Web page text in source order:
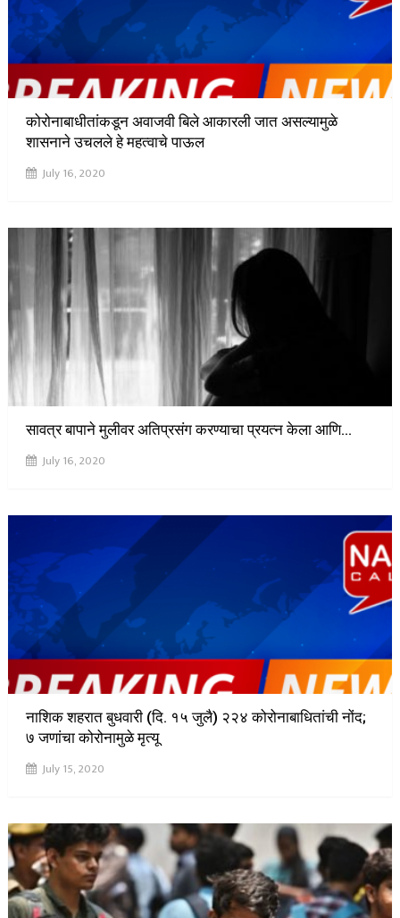
कोरोनाबाधीतांकडून अवाजवी बिले आकारली जात असल्यामुळे
शासनाने उचलले हे महत्वाचे पाऊल
July 16, 2020
सावत्र बापाने मुलीवर अतिप्रसंग करण्याचा प्रयत्न केला आणि…
July 16, 2020
नाशिक शहरात बुधवारी (दि. १५ जुलै) २२४ कोरोनाबाधितांची नोंद;
७ जणांचा कोरोनामुळे मृत्यू
July 15, 2020